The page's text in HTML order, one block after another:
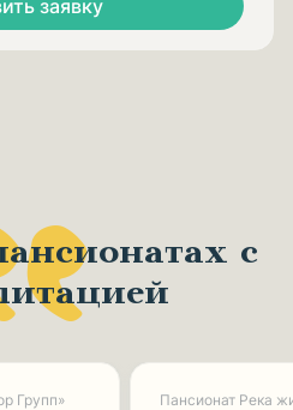
заявку
с
Групп» Пансионат Река